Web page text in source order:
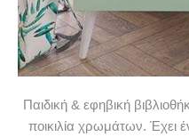
Παιδική & εφηβική
ποικιλία χρωμάτων. Έχει